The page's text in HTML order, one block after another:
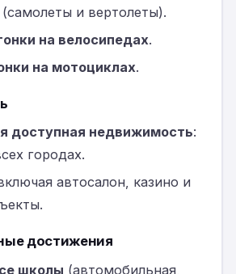
и вертолеты).
на велосипедах.
на мотоциклах.
доступная недвижимость:
городах.
автосалон, казино и
достижения
школы (автомобильная,